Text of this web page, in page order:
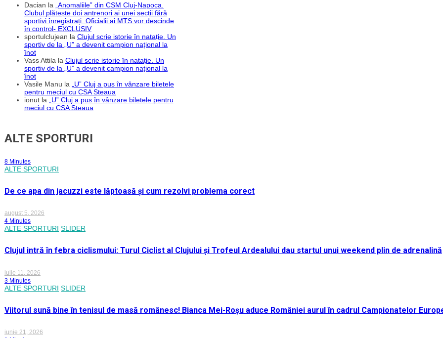
Dacian la
„Anomaliile” din CSM Cluj-Napoca.
Clubul plătește doi antrenori ai unei secții fără
sportivi înregistrați. Oficialii ai MTS vor descinde
în control- EXCLUSIV
sportulclujean la Clujul scrie istorie în natație. Un
sportiv de la „U” a devenit campion național la
înot
Vass Attila la Clujul scrie istorie în natație. Un
sportiv de la „U” a devenit campion național la
înot
Vasile Manu la
„U” Cluj a pus în vânzare biletele
pentru meciul cu CSA Steaua
ionut la
„U” Cluj a pus în vânzare biletele pentru
meciul cu CSA Steaua
ALTE SPORTURI
8 Minutes
ALTE SPORTURI
De ce apa din jacuzzi este lăptoasă și cum rezolvi problema corect
august 5, 2026
4 Minutes
ALTE SPORTURI SLIDER
Clujul intră în febra ciclismului: Turul Ciclist al Clujului și Trofeul Ardealului dau startul unui weekend plin de adrenalină
iulie 11, 2026
3 Minutes
ALTE SPORTURI SLIDER
Viitorul sună bine în tenisul de masă românesc! Bianca Mei-Roșu aduce României aurul în cadrul Campionatelor
iunie 21, 2026